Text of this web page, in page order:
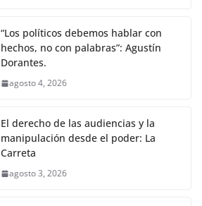
“Los políticos debemos hablar con
hechos, no con palabras”: Agustín
Dorantes.
agosto 4, 2026
El derecho de las audiencias y la
manipulación desde el poder: La
Carreta
agosto 3, 2026